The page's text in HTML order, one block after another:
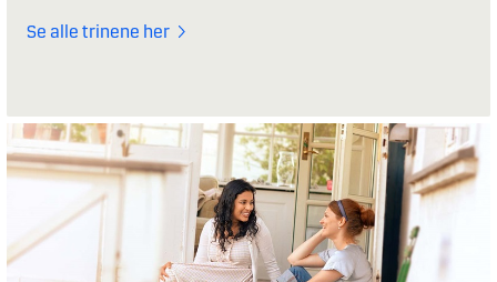
Se alle trinene her